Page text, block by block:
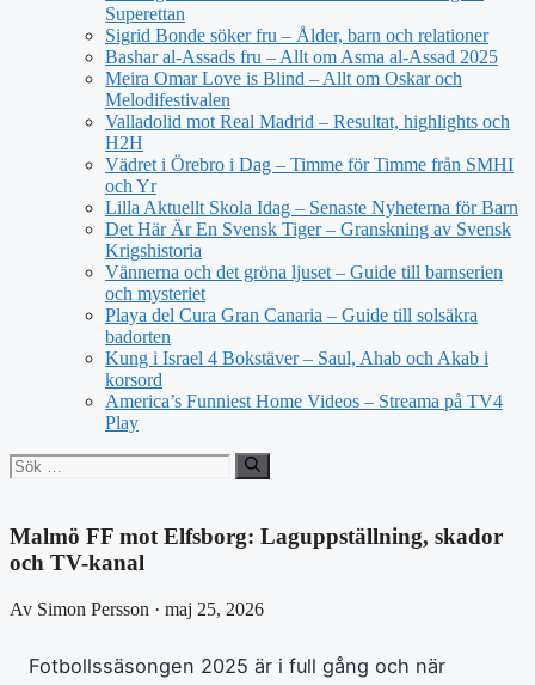
Superettan
Sigrid Bonde söker fru – Ålder, barn och relationer
Bashar al-Assads fru – Allt om Asma al-Assad 2025
Meira Omar Love is Blind – Allt om Oskar och
Melodifestivalen
Valladolid mot Real Madrid – Resultat, highlights och
H2H
Vädret i Örebro i Dag – Timme för Timme från SMHI
och Yr
Lilla Aktuellt Skola Idag – Senaste Nyheterna för Barn
Det Här Är En Svensk Tiger – Granskning av Svensk
Krigshistoria
Vännerna och det gröna ljuset – Guide till barnserien
och mysteriet
Playa del Cura Gran Canaria – Guide till solsäkra
badorten
Kung i Israel 4 Bokstäver – Saul, Ahab och Akab i
korsord
America’s Funniest Home Videos – Streama på TV4
Play
Sök
efter:
Malmö FF mot Elfsborg: Laguppställning, skador
och TV-kanal
Av Simon Persson · maj 25, 2026
Fotbollssäsongen 2025 är i full gång och när